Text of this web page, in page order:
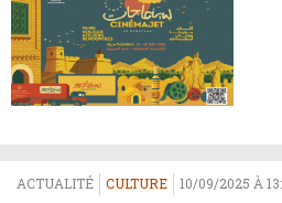
ACTUALITÉ CULTURE 10/09/2025 À